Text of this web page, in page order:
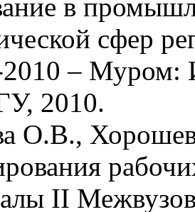
в
сфер
– Муром:
2010.
О.В.,
II